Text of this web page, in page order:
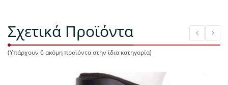
Σχετικά Προϊόντα
(Υπάρχουν 6 ακόμη προϊόντα στην ίδια κατηγορία)